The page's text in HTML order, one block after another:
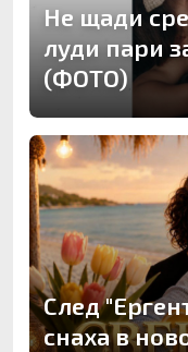
Не щади
луди пари
(ФОТО)
След
снаха в